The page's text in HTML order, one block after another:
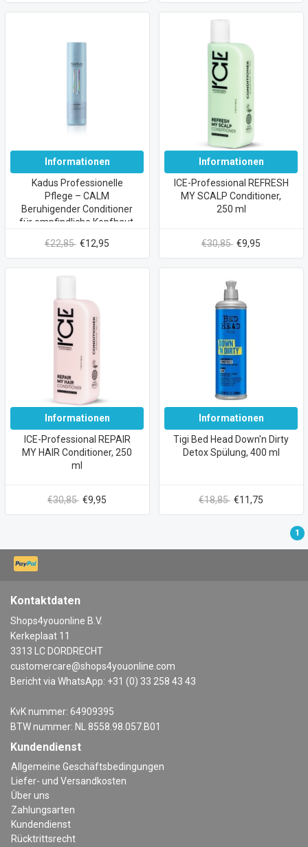
Informationen
Kadus Professionelle
Pflege – CALM
Beruhigender Conditioner
für empfindliche Kopfhaut,
€22,85 €12,95
Informationen
ICE-Professional REFRESH
MY SCALP Conditioner,
250 ml
€30,85 €9,95
Informationen
ICE-Professional REPAIR
MY HAIR Conditioner, 250
ml
€30,85 €9,95
Informationen
Tigi Bed Head Down'n Dirty
Detox Spülung, 400 ml
€18,85 €11,75
1
Kontaktdaten
Shops4youonline B.V.
Kerkeplaat 11
3313 LC DORDRECHT
customercare@shops4youonline.com
Bericht via WhatsApp: +31 (0) 33 258 43 43
KvK nummer: 64909395
BTW nummer: NL 8558.98.057.B01
Kundendienst
Allgemeine Geschäftsbedingungen
Liefer- und Versandkosten
Über uns
Zahlungsarten
Kundendienst
Rücktrittsrecht